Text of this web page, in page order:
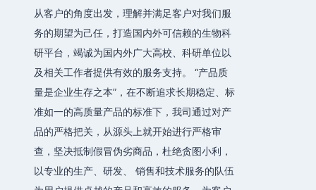
从客户的角度出发，理解并满足客户对我们服
务的期望为己任，打造国内外可信赖的生物科
研平台，竭诚为国内外广大高校、科研单位以
及相关工作者提供有效的服务支持。 “产品质
量是企业生存之本”，在不断追求长期稳定、标
准如一的高质量产品的标准下，我司通过对产
品的严格把关，从源头上就开始进行严格审
查，坚决抵制假冒伪劣商品，杜绝贪图小利，
以专业的生产、研发、 销售和技术服务的队伍